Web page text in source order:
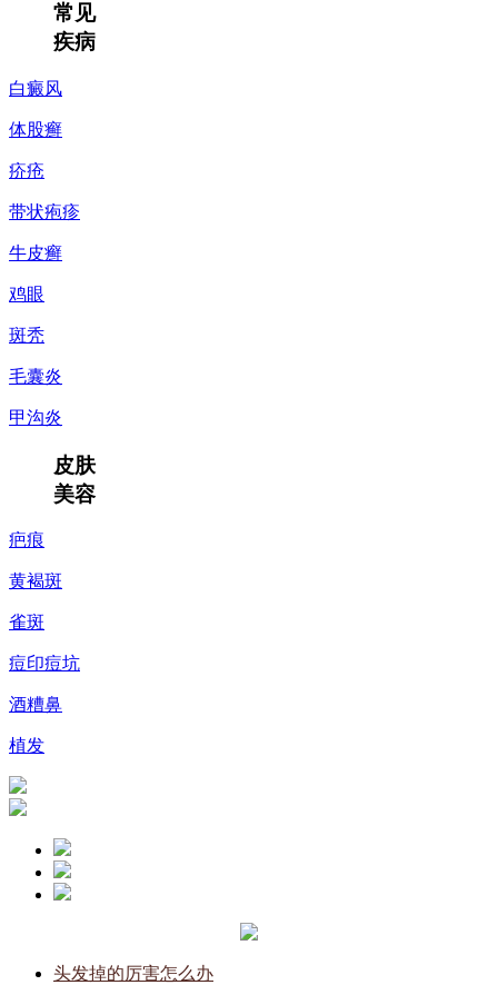
常见
疾病
白癜风
体股癣
疥疮
带状疱疹
牛皮癣
鸡眼
斑秃
毛囊炎
甲沟炎
皮肤
美容
疤痕
黄褐斑
雀斑
痘印痘坑
酒糟鼻
植发
头发掉的厉害怎么办